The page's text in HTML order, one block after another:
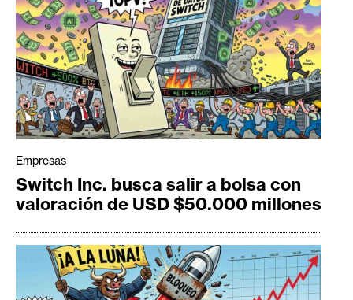
Empresas
Switch Inc. busca salir a bolsa con
valoración de USD $50.000 millones